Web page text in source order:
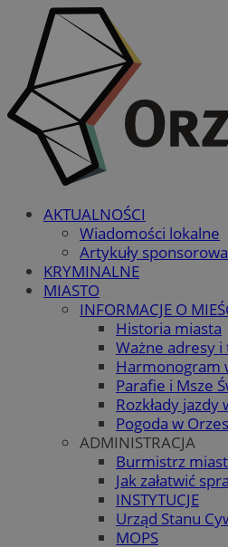
AKTUALNOŚCI
Wiadomości lokalne
Artykuły
KRYMINALNE
MIASTO
INFORMACJE O
Historia miasta
Ważne adresy
Harmonogram
Parafie i Msze
Rozkłady jazdy
Pogoda w
ADMINISTRACJA
Burmistrz
Jak załatwić
INSTYTUCJE
Urząd Stanu
MOPS